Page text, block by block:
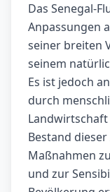
Das Senegal-
Anpassungen
seiner breiten
seinem
Es ist jedoch
durch
Bestand
Maßnahmen
und zur